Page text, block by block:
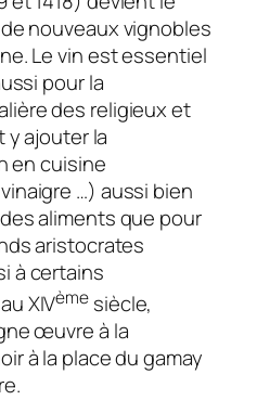
nouveaux vignobles
Le vin est essentiel
pour la
des religieux et
y ajouter la
en cuisine
…) aussi bien
aliments que pour
aristocrates
à certains
XIVème siècle,
œuvre à la
à la place du gamay